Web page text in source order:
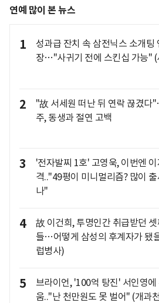
연예 많이 본 뉴스
1
성과급 잔치 속 삼전닉스 소개팅
장…"사귀기 전에 스킨십 가능" (
2
"故 서세원 떠난 뒤 연락 끊겼다
주, 동생과 절연 고백
3
'전자발찌 1호' 고영욱, 이번엔 이
격.."49평이 미니멀리즘? 많이
나"
4
故 이건희, 투명인간 취급받던
들…어떻게 삼성의 후계자가 됐
럽병사)
5
브라이언, '100억 탕진' 서인영에
움.."난 천만원도 못 벌어" (개과